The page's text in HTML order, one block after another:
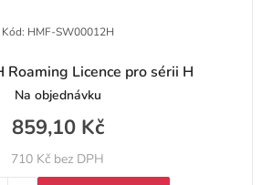
Licence pro sérii H
Na objednávku
710 Kč bez DPH
859,10 Kč
Kód: HMF-SW00012H